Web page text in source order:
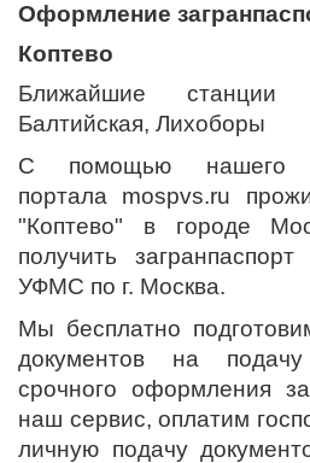
Оформление
Коптево
Ближайшие станции
Балтийская, Лихоборы
С помощью нашего
портала mospvs.ru
"Коптево" в городе
получить
УФМС по г. Москва.
Мы бесплатно
документов на
срочного оформления
наш сервис, оплатим
личную подачу